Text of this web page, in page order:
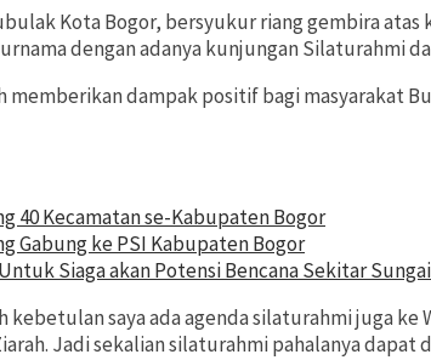
Kota Bogor, bersyukur riang gembira
dengan adanya kunjungan Silaturahmi
dampak positif bagi masyarakat
40 Kecamatan se-Kabupaten Bogor
Gabung ke PSI Kabupaten Bogor
Siaga akan Potensi Bencana Sekitar
kebetulan saya ada agenda silaturahmi juga
Jadi sekalian silaturahmi pahalanya dapat